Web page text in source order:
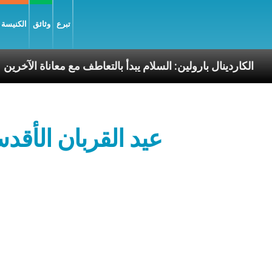
وثائق تبرع
الكاردينال بارولين: السلام يبدأ بالتعاطف مع
عيد القربان